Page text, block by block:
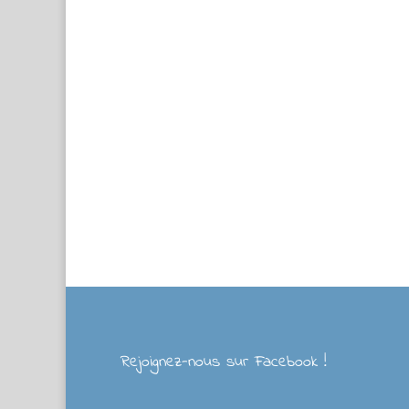
Rejoignez-nous sur Facebook !